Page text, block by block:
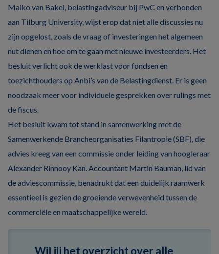
Maiko van Bakel, belastingadviseur bij PwC en verbonden
aan Tilburg University, wijst erop dat niet alle discussies nu
zijn opgelost, zoals de vraag of investeringen het algemeen
nut dienen en hoe om te gaan met nieuwe investeerders. Het
besluit verlicht ook de werklast voor fondsen en
toezichthouders op Anbi’s van de Belastingdienst. Er is geen
noodzaak meer voor individuele gesprekken over rulings met
de fiscus.
Het besluit kwam tot stand in samenwerking met de
Samenwerkende Brancheorganisaties Filantropie (SBF), die
advies kreeg van een commissie onder leiding van hoogleraar
Alexander Rinnooy Kan. Accountant Martin Bauman, lid van
de adviescommissie, benadrukt dat een duidelijk raamwerk
essentieel is gezien de groeiende verwevenheid tussen de
commerciële en maatschappelijke wereld.
Wil jij het overzicht over alle